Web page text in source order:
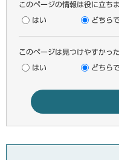
このページの情報は役に立ち
はい どちら
このページは見つけやすかっ
はい どちら